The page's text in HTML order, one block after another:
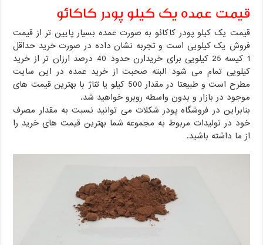
قیمت عمده یک کیلو پودر کاکائو
قیمت یک کیلو پودر کاکائو به صورت عمده بسیار پایین تر از قیمت
فروش یک کیلویی است و تجربه نشان داده در صورت خرید حداقل
1 کیسه 25 کیلویی برای خریدارن حدود 40 درصد ارزان تر از خرید
کیلویی تمام می شود البته صحبت از خرید عمده در این سایت
مطرح است و طبیعتا در مقدار 500 کیلو یا تناژ با بهترین قیمت های
موجود در بازار و بدون واسطه روبرو خواهید شد.
بنابراین در فروشگاه پودر شکلات می توانید نسبت به مقدار مصرف
خود در تولیدات مربوط به مجموعه شما بهترین قیمت های خرید را
از ما داشته باشید.